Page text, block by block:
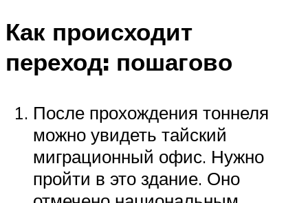
Как происходит
переход: пошагово
После прохождения тоннеля
можно увидеть тайский
миграционный офис. Нужно
пройти в это здание. Оно